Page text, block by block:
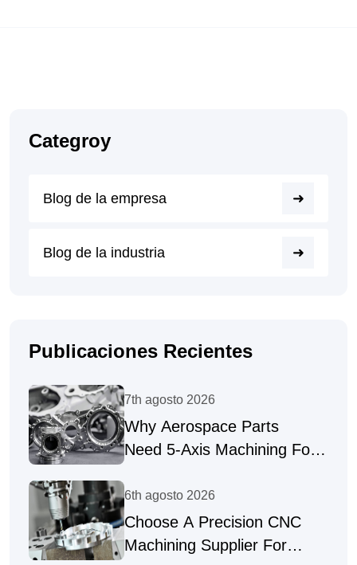
Categroy
Blog de la empresa
Blog de la industria
Publicaciones Recientes
7th agosto 2026
Why Aerospace Parts
Need 5-Axis Machining For
6th agosto 2026
Choose A Precision CNC
Machining Supplier For